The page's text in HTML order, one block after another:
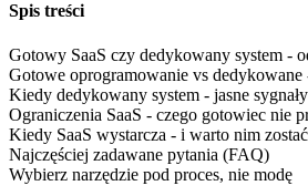
Spis treści
Gotowy SaaS czy dedykowany system -
Gotowe oprogramowanie vs dedykowane
Kiedy dedykowany system - jasne sygnały
Ograniczenia SaaS - czego gotowiec nie
Kiedy SaaS wystarcza - i warto nim zostać
Najczęściej zadawane pytania (FAQ)
Wybierz narzędzie pod proces, nie modę